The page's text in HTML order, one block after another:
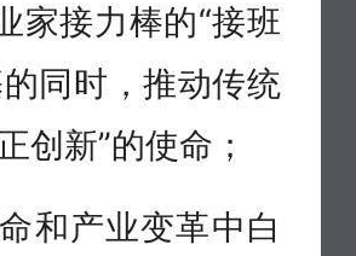
家接力棒的“接班
同时，推动传统
创新”的使命；
和产业变革中白